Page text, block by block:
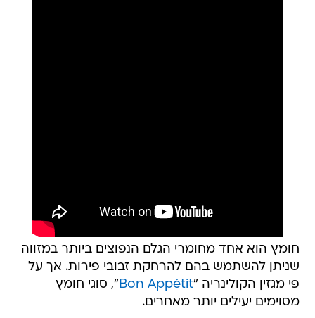
חומץ הוא אחד מחומרי הגלם הנפוצים ביותר במזווה
שניתן להשתמש בהם להרחקת זבובי פירות. אך על
פי מגזין הקולינריה "Bon Appétit", סוגי חומץ
מסוימים יעילים יותר מאחרים.